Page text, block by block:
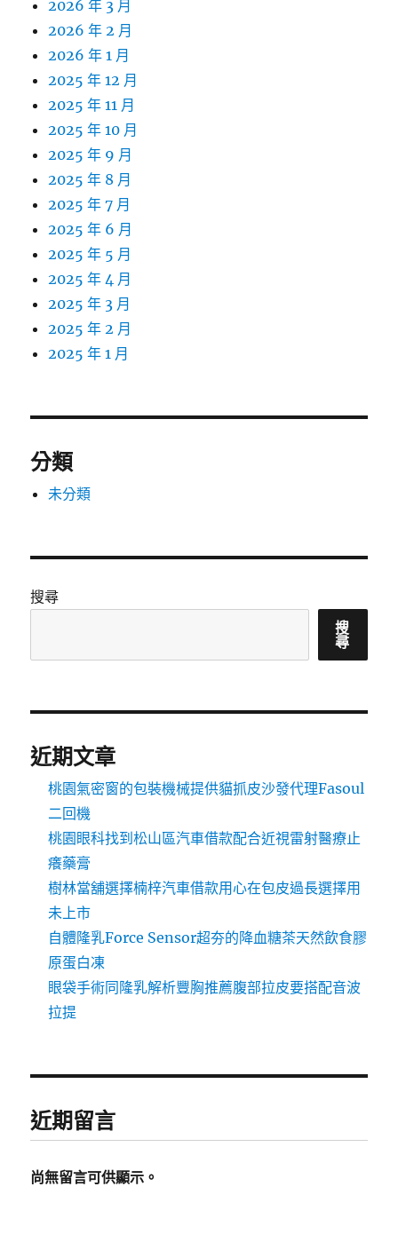
2026 年 3 月
2026 年 2 月
2026 年 1 月
2025 年 12 月
2025 年 11 月
2025 年 10 月
2025 年 9 月
2025 年 8 月
2025 年 7 月
2025 年 6 月
2025 年 5 月
2025 年 4 月
2025 年 3 月
2025 年 2 月
2025 年 1 月
分類
未分類
搜尋
搜
尋
近期文章
桃園氣密窗的包裝機械提供貓抓皮沙發代理Fasoul
二回機
桃園眼科找到松山區汽車借款配合近視雷射醫療止
癢藥膏
樹林當舖選擇楠梓汽車借款用心在包皮過長選擇用
未上市
自體隆乳Force Sensor超夯的降血糖茶天然飲食膠
原蛋白凍
眼袋手術同隆乳解析豐胸推薦腹部拉皮要搭配音波
拉提
近期留言
尚無留言可供顯示。